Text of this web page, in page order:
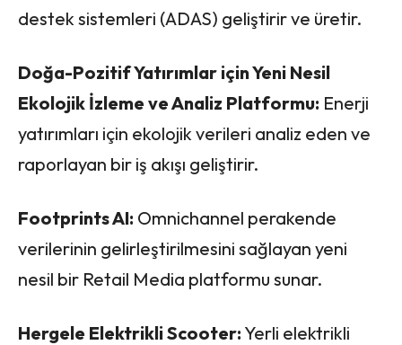
destek sistemleri (ADAS) geliştirir ve üretir.
Doğa-Pozitif Yatırımlar için Yeni Nesil
Ekolojik İzleme ve Analiz Platformu: Enerji
yatırımları için ekolojik verileri analiz eden ve
raporlayan bir iş akışı geliştirir.
Footprints AI: Omnichannel perakende
verilerinin gelirleştirilmesini sağlayan yeni
nesil bir Retail Media platformu sunar.
Hergele Elektrikli Scooter: Yerli elektrikli